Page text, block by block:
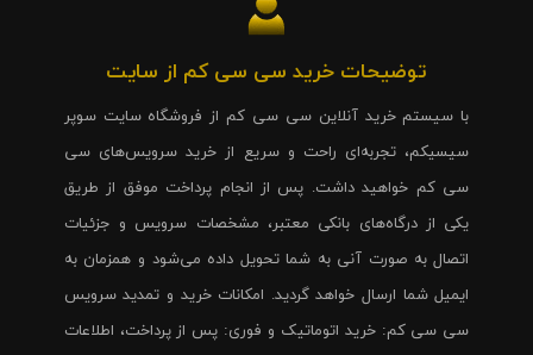
توضیحات خرید سی سی کم از سایت
با سیستم خرید آنلاین سی سی کم از فروشگاه سایت سوپر
سیسیکم، تجربه‌ای راحت و سریع از خرید سرویس‌های سی
سی کم خواهید داشت. پس از انجام پرداخت موفق از طریق
یکی از درگاه‌های بانکی معتبر، مشخصات سرویس و جزئیات
اتصال به صورت آنی به شما تحویل داده می‌شود و همزمان به
ایمیل شما ارسال خواهد گردید. امکانات خرید و تمدید سرویس
سی سی کم: خرید اتوماتیک و فوری: پس از پرداخت، اطلاعات